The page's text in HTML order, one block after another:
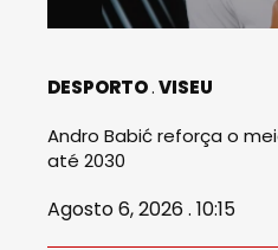
DESPORTO VISEU
Andro Babić reforça o
até 2030
Agosto 6, 2026 . 10:15